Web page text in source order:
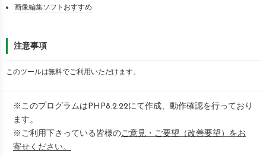
画像編集ソフトおすすめ
注意事項
このツールは無料でご利用いただけます。
※このプログラムはPHP8.2.22にて作成、動作確認を行っており
ます。
※ご利用下さっている皆様のご意見・ご要望（改善要望）をお
寄せください。